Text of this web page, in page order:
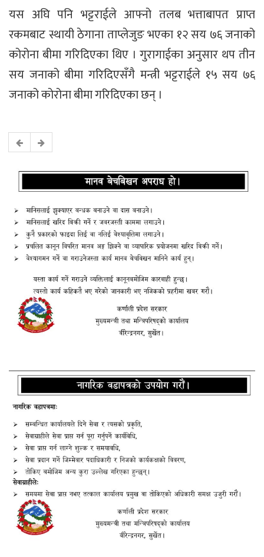
यस अघि पनि भट्टराईले आफ्नो तलब भत्ताबापत प्राप्त
रकमबाट स्थायी ठेगाना ताप्लेजुङ भएका १२ सय ७६ जनाको
कोरोना बीमा गरिदिएका थिए । गुरागाईका अनुसार थप तीन
सय जनाको बीमा गरिदिएसँगै मन्त्री भट्टराईले १५ सय ७६
जनाको कोरोना बीमा गरिदिएका छन् ।